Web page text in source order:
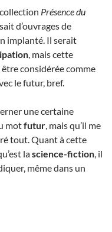
Présence du
d’ouvrages de
implanté. Il serait
, mais cette
considérée comme
le futur, bref.
une certaine
motfutur , mais qu’il me
tout. Quant à cette
lascience-fiction , il
même dans un